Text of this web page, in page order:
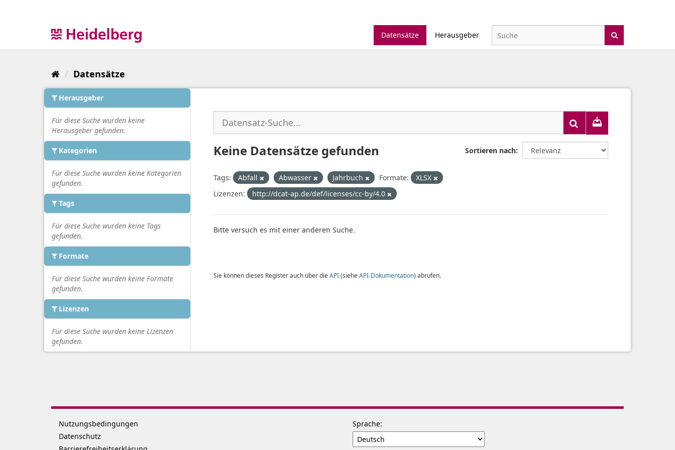
Datensätze
Herausgeber
Datensätze
Herausgeber
Für diese Suche wurden keine
Herausgeber gefunden.
Kategorien
Für diese Suche wurden keine Kategorien
gefunden.
Tags
Für diese Suche wurden keine Tags
gefunden.
Formate
Für diese Suche wurden keine Formate
gefunden.
Lizenzen
Für diese Suche wurden keine Lizenzen
gefunden.
Sortieren nach
Keine Datensätze gefunden
Tags: Abfall Abwasser Jahrbuch Formate:
XLSX
Lizenzen:
http://dcat-ap.de/def/licenses/cc-by/4.0
Bitte versuch es mit einer anderen Suche.
Sie können dieses Register auch über die API(siehe API-Dokumentation) abrufen.
Nutzungsbedingungen
Datenschutz
Sprache